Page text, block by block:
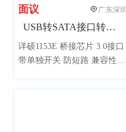
面议 广东深圳
USB转SATA接口转接板（新一代主控兼容性更强）
详硕1153E 桥接芯片 3.0接口
带单独开关 防短路 兼容性